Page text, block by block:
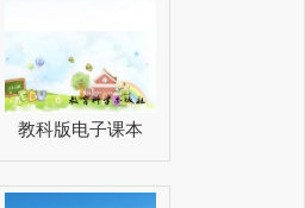
教科版电子课本